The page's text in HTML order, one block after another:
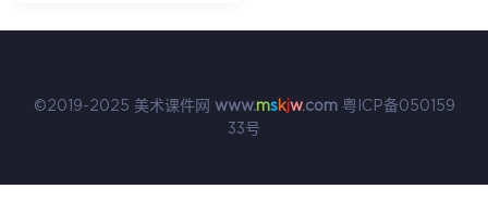
©2019-2025 美术课件网 www.mskjw.com粤ICP备050159
33号